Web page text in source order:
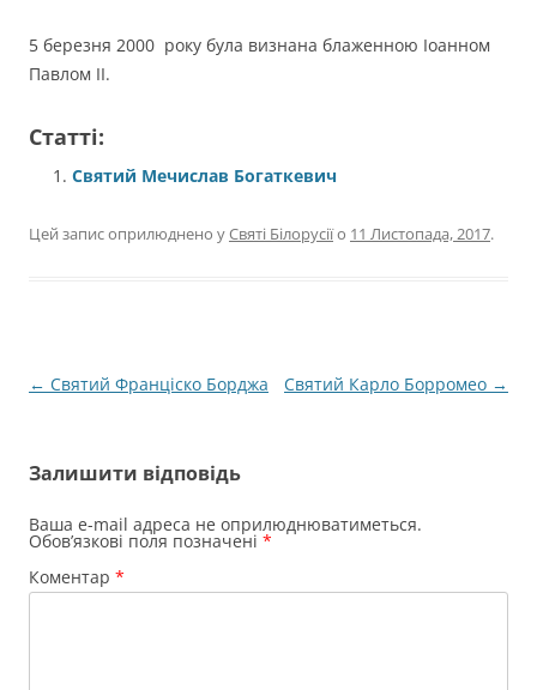
5 березня 2000 року була визнана блаженною Іоанном
Павлом ІІ.
Статті:
Святий Мечислав Богаткевич
Цей запис оприлюднено уСвяті Білорусіїо 11 Листопада, 2017.
Навігація
← Святий Франціско Борджа Святий Карло Борромео →
Залишити відповідь
Ваша e-mail адреса не оприлюднюватиметься.
Обов’язкові поля позначені *
Коментар *